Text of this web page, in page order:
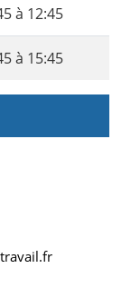
à 12:45
à 15:45